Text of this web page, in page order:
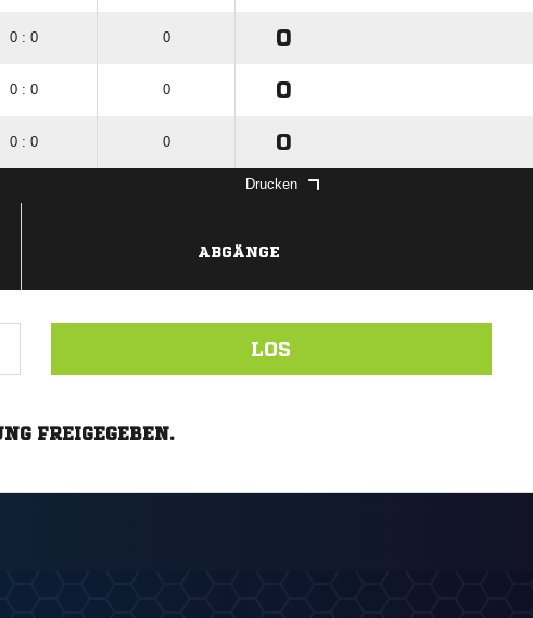
0 : 0 0 0
0 : 0 0 0
0 : 0 0 0
Drucken
ABGÄNGE
LOS
FREIGEGEBEN.